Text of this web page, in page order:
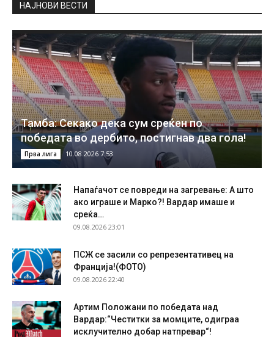
НAЈНОВИ ВЕСТИ
Тамба: Секако дека сум среќен по
победата во дербито, постигнав два гола!
Прва лига 10.08.2026 7:53
Напаѓачот се повреди на загревање: А што
ако играше и Марко?! Вардар имаше и
среќа…
09.08.2026 23:01
ПСЖ се засили со репрезентативец на
Франција!(ФОТО)
09.08.2026 22:40
Артим Положани по победата над
Вардар:“Честитки за момците, одиграа
исклучително добар натпревар“!